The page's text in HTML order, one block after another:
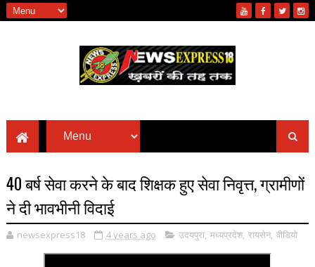
40 बर्ष सेवा करने के बाद शिक्षक हुए सेवा निवृत्त, ग्रामीणों
ने दी भावभीनी विदाई
newsexpress18 4 years ago उदयपुरा, मध्यप्रदेश, रायसेन, वीडियो